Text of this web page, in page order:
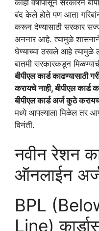
काही वर्षांपासून सरकारने
बंद केले होते पण आता
करून देण्यासाठी सरकार
अननार आहे. त्यामुळे शासनाने
घेण्याच्या ठरवले आहे त्यामुळे
बातमी सरकारकडून
बीपीएल कार्ड काढण्यासाठी
करायचे नाही, बीपीएल कार्ड
बीपीएल कार्ड अर्ज कुठे
मध्ये आपल्याला मिळेल तर
विनंती.
नवीन रेशन
ऑनलाईन
BPL
Line)